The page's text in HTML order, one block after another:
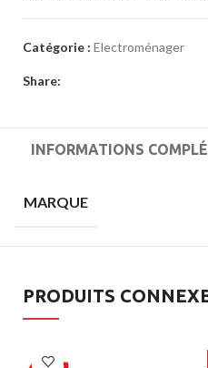
Catégorie : Electroménager
Share:
INFORMATIONS
MARQUE
PRODUITS